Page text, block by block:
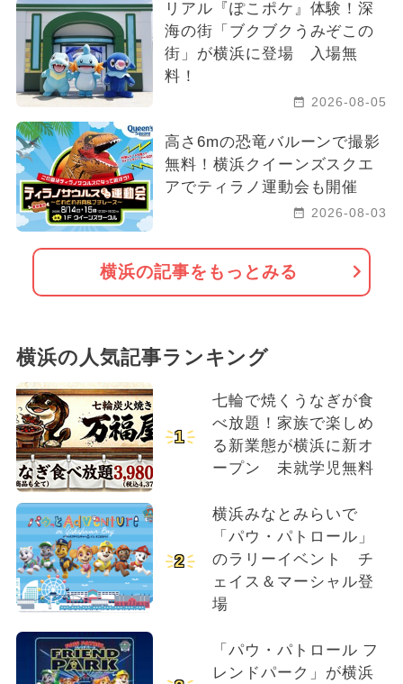
リアル『ぽこポケ』体験！深
海の街「ブクブクうみぞこの
街」が横浜に登場 入場無
料！
2026-08-05
高さ6mの恐竜バルーンで撮影
無料！横浜クイーンズスクエ
アでティラノ運動会も開催
2026-08-03
横浜の記事をもっとみる
横浜の人気記事ランキング
1
七輪で焼くうなぎが食
べ放題！家族で楽しめ
る新業態が横浜に新オ
ープン 未就学児無料
2
横浜みなとみらいで
「パウ・パトロール」
のラリーイベント チ
ェイス＆マーシャル登
場
「パウ・パトロール フ
レンドパーク」が横浜